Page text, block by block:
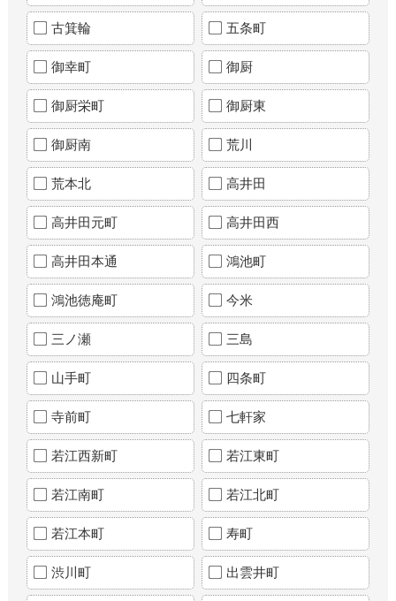
古箕輪 五条町
御幸町 御厨
御厨栄町 御厨東
御厨南 荒川
荒本北 高井田
高井田元町 高井田西
高井田本通 鴻池町
鴻池徳庵町 今米
三ノ瀬 三島
山手町 四条町
寺前町 七軒家
若江西新町 若江東町
若江南町 若江北町
若江本町 寿町
渋川町 出雲井町